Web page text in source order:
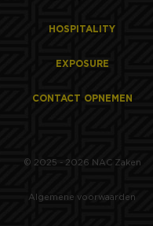
HOSPITALITY
EXPOSURE
CONTACT OPNEMEN
© 2025 - 2026 NAC Zaken
Algemene voorwaarden